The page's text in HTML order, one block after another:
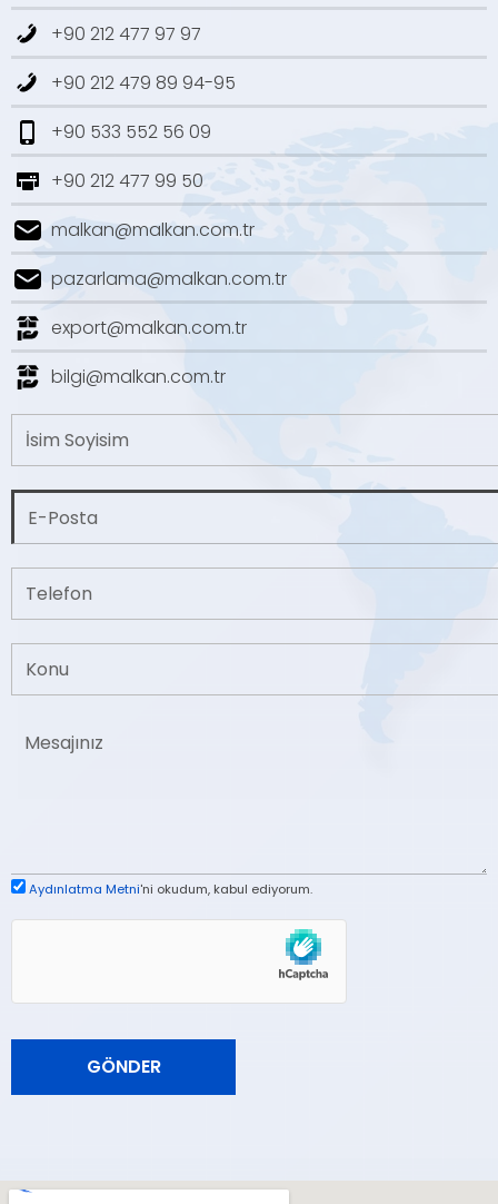
+90 212 477 97 97
+90 212 479 89 94-95
+90 533 552 56 09
+90 212 477 99 50
malkan@malkan.com.tr
pazarlama@malkan.com.tr
export@malkan.com.tr
bilgi@malkan.com.tr
Aydınlatma Metni'ni okudum, kabul ediyorum.